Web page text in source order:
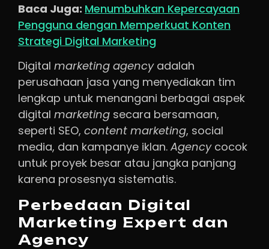
Baca Juga: Menumbuhkan Kepercayaan
Pengguna dengan Memperkuat Konten
Strategi Digital Marketing
Digital marketing agencyadalah
perusahaan jasa yang menyediakan tim
lengkap untuk menangani berbagai aspek
digital marketing secara bersamaan,
seperti SEO, content marketing, social
media, dan kampanye iklan. Agencycocok
untuk proyek besar atau jangka panjang
karena prosesnya sistematis.
Perbedaan Digital
Marketing Expert dan
Agency